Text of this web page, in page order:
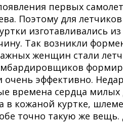
первых
Поэтому для
изготавливались
Так возникли
женщин стали
очень эффективно.
сердца милых
в кожаной куртке,
точно такую же